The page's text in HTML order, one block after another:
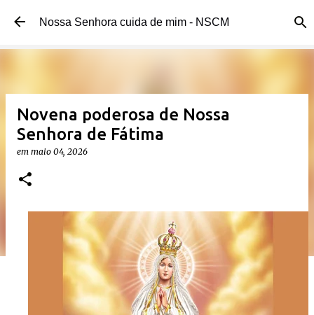
Pular para o conteúdo principal
Nossa Senhora cuida de mim - NSCM
Novena poderosa de Nossa
Senhora de Fátima
em maio 04, 2026